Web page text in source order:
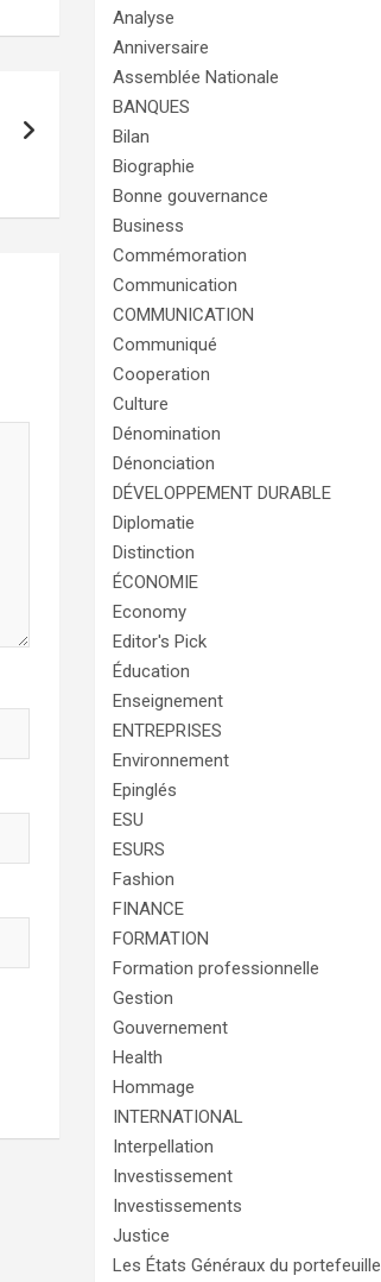
Analyse
Anniversaire
Assemblée Nationale
BANQUES
Bilan
Biographie
Bonne gouvernance
Business
Commémoration
Communication
COMMUNICATION
Communiqué
Cooperation
Culture
Dénomination
Dénonciation
DÉVELOPPEMENT DURABLE
Diplomatie
Distinction
ÉCONOMIE
Economy
Editor's Pick
Éducation
Enseignement
ENTREPRISES
Environnement
Epinglés
ESU
ESURS
Fashion
FINANCE
FORMATION
Formation professionnelle
Gestion
Gouvernement
Health
Hommage
INTERNATIONAL
Interpellation
Investissement
Investissements
Justice
Les États Généraux du portefeuille